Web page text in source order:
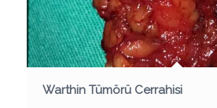
Warthin Tümörü Cerrahisi